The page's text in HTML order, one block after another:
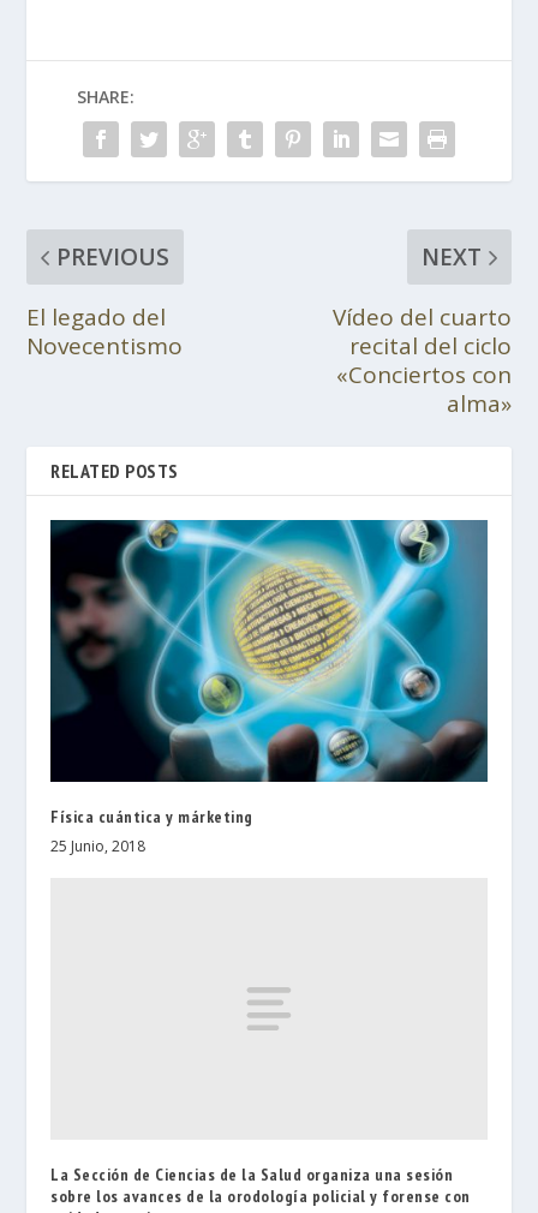
SHARE:
PREVIOUS
El legado del
Novecentismo
NEXT
Vídeo del cuarto
recital del ciclo
«Conciertos con
alma»
RELATED POSTS
Física cuántica y márketing
25 Junio, 2018
La Sección de Ciencias de la Salud organiza una sesión
sobre los avances de la orodología policial y forense con